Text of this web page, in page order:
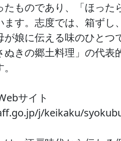
たものであり、「ほった
ます。志度では、箱ずし
が娘に伝える味のひとつ
ぬきの郷土料理」の代表
サイト
j/keikaku/